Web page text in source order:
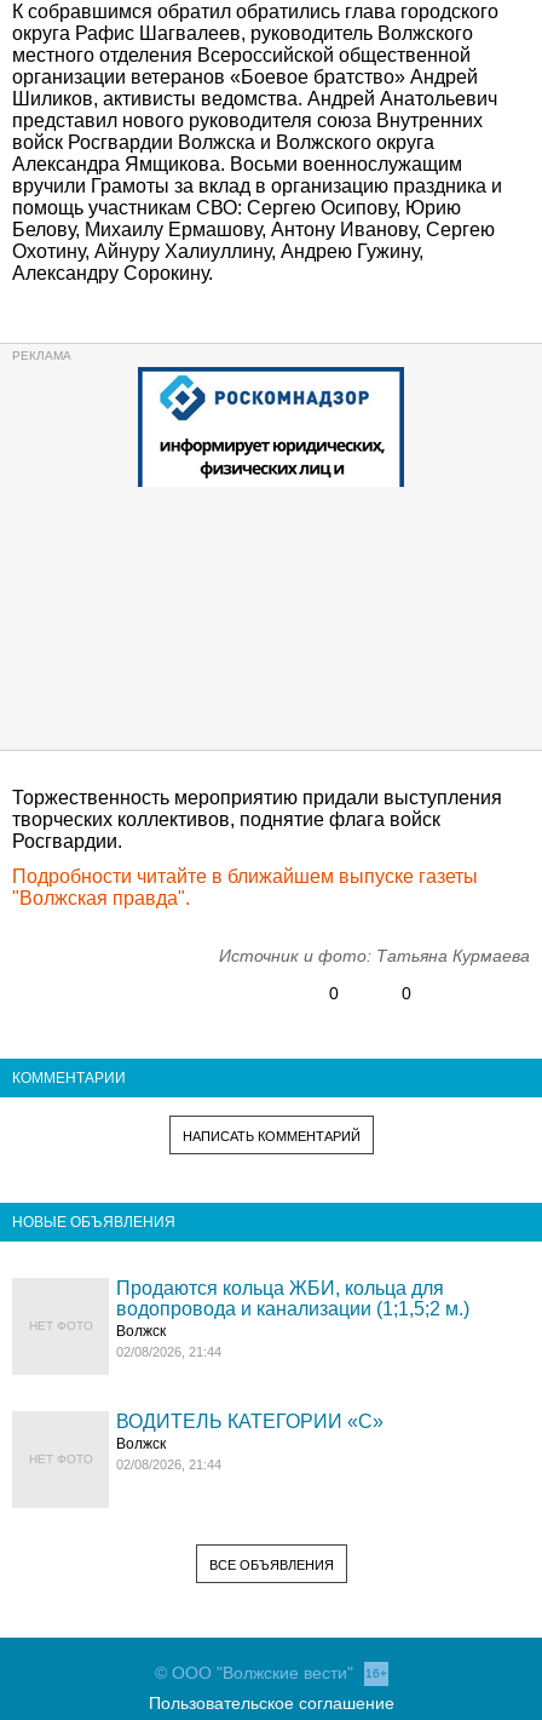
К собравшимся обратил обратились глава городского
округа Рафис Шагвалеев, руководитель Волжского
местного отделения Всероссийской общественной
организации ветеранов «Боевое братство» Андрей
Шиликов, активисты ведомства. Андрей Анатольевич
представил нового руководителя союза Внутренних
войск Росгвардии Волжска и Волжского округа
Александра Ямщикова. Восьми военнослужащим
вручили Грамоты за вклад в организацию праздника и
помощь участникам СВО: Сергею Осипову, Юрию
Белову, Михаилу Ермашову, Антону Иванову, Сергею
Охотину, Айнуру Халиуллину, Андрею Гужину,
Александру Сорокину.
Торжественность мероприятию придали выступления
творческих коллективов, поднятие флага войск
Росгвардии.
Подробности читайте в ближайшем выпуске газеты
"Волжская правда".
Источник и фото: Татьяна Курмаева
0
0
КОММЕНТАРИИ
НАПИСАТЬ КОММЕНТАРИЙ
НОВЫЕ ОБЪЯВЛЕНИЯ
НЕТ ФОТО
Продаются кольца ЖБИ, кольца для
водопровода и канализации (1;1,5;2 м.)
Волжск
02/08/2026, 21:44
НЕТ ФОТО
ВОДИТЕЛЬ КАТЕГОРИИ «C»
Волжск
02/08/2026, 21:44
ВСЕ ОБЪЯВЛЕНИЯ
© ООО "Волжские вести" 16+
Пользовательское соглашение